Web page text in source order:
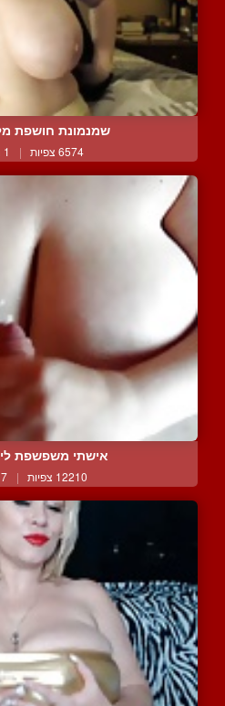
שמנמונת חושפת
6574 צפיות | 1 המלצות
אישתי משפשפת
12210 צפיות | 7 המלצות